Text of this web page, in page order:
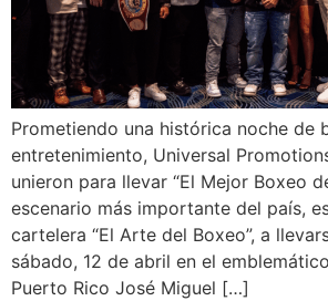
Prometiendo una histórica noche de
entretenimiento, Universal
unieron para llevar “El Mejor Boxeo
escenario más importante del país,
cartelera “El Arte del Boxeo”, a
sábado, 12 de abril en el
Puerto Rico José Miguel […]